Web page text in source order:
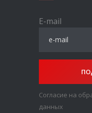
E-mail
Согласие на
данных